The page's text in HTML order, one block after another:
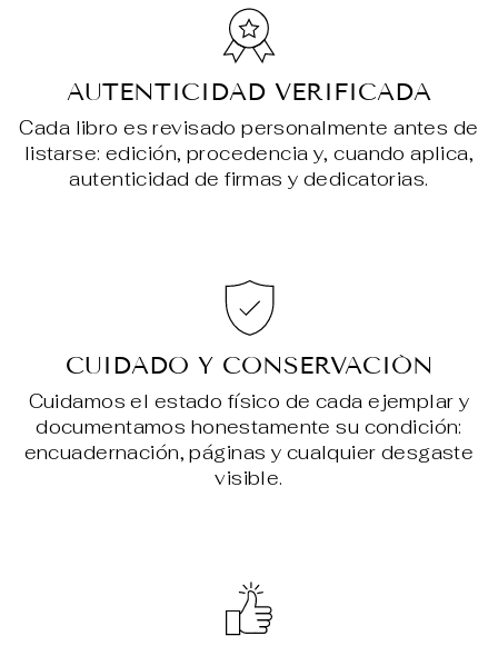
AUTENTICIDAD VERIFICADA
Cada libro es revisado personalmente antes de
listarse: edición, procedencia y, cuando aplica,
autenticidad de firmas y dedicatorias.
CUIDADO Y CONSERVACIÓN
Cuidamos el estado físico de cada ejemplar y
documentamos honestamente su condición:
encuadernación, páginas y cualquier desgaste
visible.